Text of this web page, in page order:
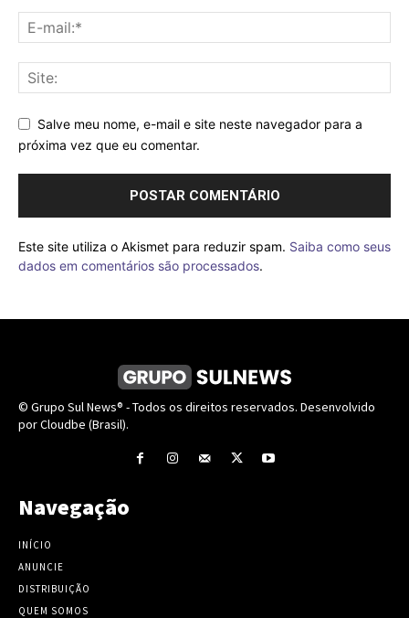
Salve meu nome, e-mail e site neste navegador para a
próxima vez que eu comentar.
Este site utiliza o Akismet para reduzir spam. Saiba como seus
dados em comentários são processados.
© Grupo Sul News® - Todos os direitos reservados. Desenvolvido
por Cloudbe (Brasil).
Navegação
INÍCIO
ANUNCIE
DISTRIBUIÇÃO
QUEM SOMOS